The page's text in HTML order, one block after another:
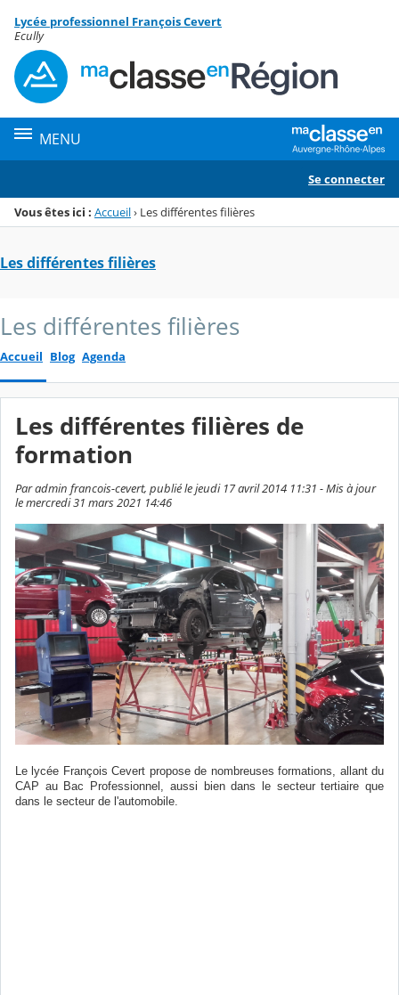
Menu de la rubrique
Contenu
Lycée professionnel François Cevert
Ecully
MENU
Se connecter
Vous êtes ici : Accueil› Les différentes filières
Les différentes filières
Les différentes filières
Accueil Blog Agenda
Les différentes filières de
formation
Par admin francois-cevert, publié le jeudi 17 avril 2014 11:31 - Mis à jour
le mercredi 31 mars 2021 14:46
Le lycée François Cevert propose de nombreuses formations, allant du
CAP au Bac Professionnel, aussi bien dans le secteur tertiaire que
dans le secteur de l'automobile.